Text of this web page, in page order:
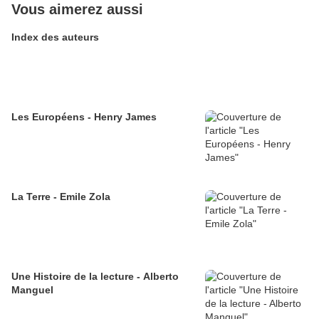
Vous aimerez aussi
Index des auteurs
Les Européens - Henry James
La Terre - Emile Zola
Une Histoire de la lecture - Alberto
Manguel